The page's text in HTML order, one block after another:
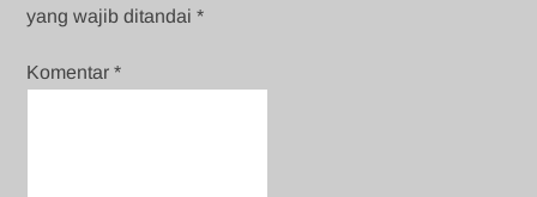
yang wajib ditandai*
Komentar*